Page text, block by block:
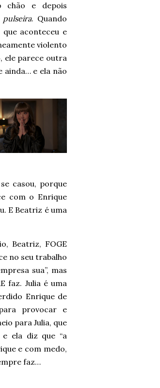
chão e depois
. Quando
aconteceu e
violento
ele parece outra
ainda… e ela não
casou, porque
com o Enrique
E Beatriz é uma
Beatriz, FOGE
no seu trabalho
sua”, mas
faz. Julia é uma
Enrique de
provocar e
para Julia, que
e ela diz que “a
e com medo,
faz…